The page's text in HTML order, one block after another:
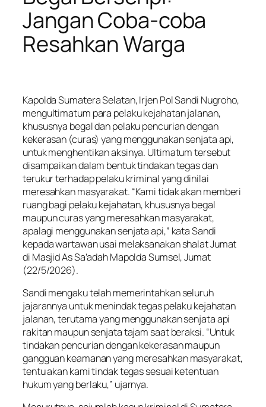
Jangan Coba-coba
Resahkan Warga
Kapolda Sumatera Selatan, Irjen Pol Sandi Nugroho,
mengultimatum para pelaku kejahatan jalanan,
khususnya begal dan pelaku pencurian dengan
kekerasan (curas) yang menggunakan senjata api,
untuk menghentikan aksinya. Ultimatum tersebut
disampaikan dalam bentuk tindakan tegas dan
terukur terhadap pelaku kriminal yang dinilai
meresahkan masyarakat. “Kami tidak akan memberi
ruang bagi pelaku kejahatan, khususnya begal
maupun curas yang meresahkan masyarakat,
apalagi menggunakan senjata api,” kata Sandi
kepada wartawan usai melaksanakan shalat Jumat
di Masjid As Sa’adah Mapolda Sumsel, Jumat
(22/5/2026).
Sandi mengaku telah memerintahkan seluruh
jajarannya untuk menindak tegas pelaku kejahatan
jalanan, terutama yang menggunakan senjata api
rakitan maupun senjata tajam saat beraksi. “Untuk
tindakan pencurian dengan kekerasan maupun
gangguan keamanan yang meresahkan masyarakat,
tentu akan kami tindak tegas sesuai ketentuan
hukum yang berlaku,” ujarnya.